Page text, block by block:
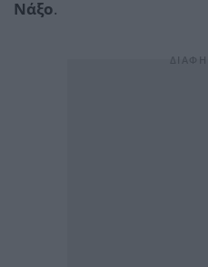
Νάξο.